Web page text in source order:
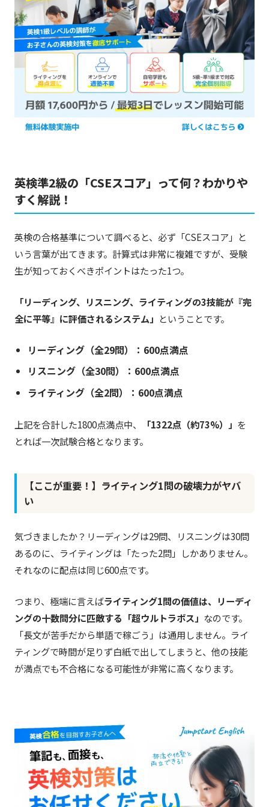
英検準2級の「CSEスコア」って何？わかりや
すく解説！
英検の合格基準について調べると、必ず「CSEスコア」と
いう言葉が出てきます。計算式は非常に複雑ですが、受験
生が知っておくべきポイントはたった1つ。
「リーディング、リスニング、ライティングの3技能が『完
全に平等』に評価されるシステム」 ということです。
リーディング（全29問）：600点満点
リスニング（全30問）：600点満点
ライティング（全2問）：600点満点
上記を合計した1800点満点中、 「1322点（約73%）」 を
とれば一次試験合格となります。
【ここが重要！】ライティング1問の破壊力がヤバ
い
気づきましたか？リーディングは29問、リスニングは30問
あるのに、ライティングは「たった2問」しかありません。
それなのに配点は同じ600点です。
つまり、極端に言えばライティング1問の価値は、リーディ
ングの十数問分に匹敵する「超ウルトラボス」 なのです。
「長文が苦手だから単語で稼ごう」は通用しません。ライ
ティングで時間が足りず白紙で出してしまうと、他の技能
が満点でも不合格になる可能性が非常に高くなります。